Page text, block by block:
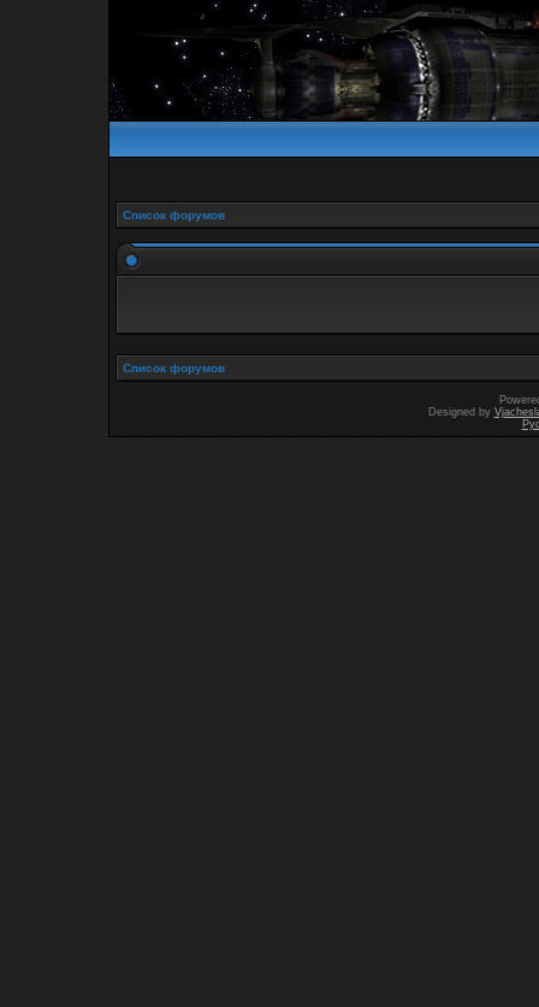
Список форумов
Список форумов
Designed by